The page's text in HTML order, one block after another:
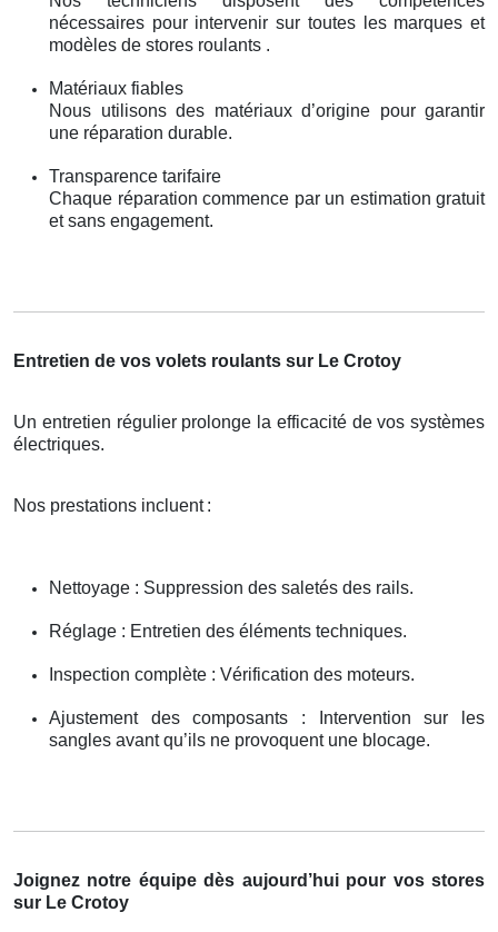
nécessaires pour intervenir sur toutes les marques et
modèles de stores roulants .
Matériaux fiables
Nous utilisons des matériaux d’origine pour garantir
une réparation durable.
Transparence tarifaire
Chaque réparation commence par un estimation gratuit
et sans engagement.
Entretien de vos volets roulants sur Le Crotoy
Un entretien régulier prolonge la efficacité de vos systèmes
électriques.
Nos prestations incluent :
Nettoyage : Suppression des saletés des rails.
Réglage : Entretien des éléments techniques.
Inspection complète : Vérification des moteurs.
Ajustement des composants : Intervention sur les
sangles avant qu’ils ne provoquent une blocage.
Joignez notre équipe dès aujourd’hui pour vos stores
sur Le Crotoy